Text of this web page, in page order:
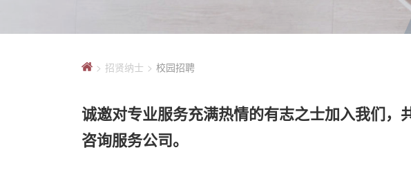
> 招贤纳士 > 校园招聘
诚邀对专业服务充满热情的有志之士加入我们，
咨询服务公司。